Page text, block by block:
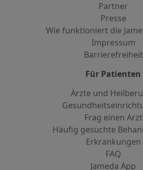
Partner
Presse
Wie funktioniert die
Impressum
Barrierefreiheit
Für Patienten
Ärzte und
Frag einen Arzt
Häufig gesuchte
Erkrankungen
FAQ
Jameda App